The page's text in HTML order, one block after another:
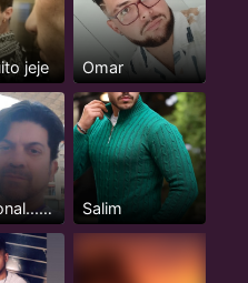
jeje Omar
Impersonal... De principio Salim